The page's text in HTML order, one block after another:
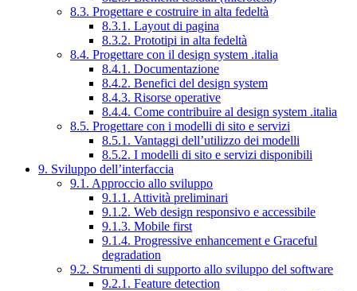
8.3. Progettare e costruire in alta fedeltà
8.3.1. Layout di pagina
8.3.2. Prototipi in alta fedeltà
8.4. Progettare con il design system .italia
8.4.1. Documentazione
8.4.2. Benefici del design system
8.4.3. Risorse operative
8.4.4. Come contribuire al design system .italia
8.5. Progettare con i modelli di sito e servizi
8.5.1. Vantaggi dell’utilizzo dei modelli
8.5.2. I modelli di sito e servizi disponibili
9. Sviluppo dell’interfaccia
9.1. Approccio allo sviluppo
9.1.1. Attività preliminari
9.1.2. Web design responsivo e accessibile
9.1.3. Mobile first
9.1.4. Progressive enhancement e Graceful
degradation
9.2. Strumenti di supporto allo sviluppo del software
9.2.1. Feature detection